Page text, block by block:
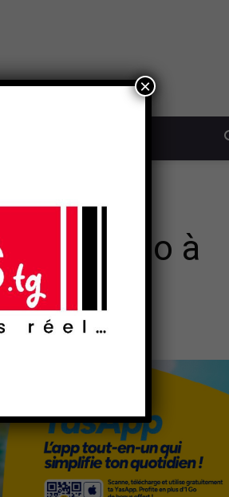
Yas Togo à
×